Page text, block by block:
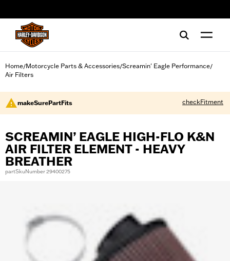
Home/Motorcycle Parts & Accessories/Screamin' Eagle Performance/
Air Filters
makeSurePartFits checkFitment
SCREAMIN’ EAGLE HIGH-FLO K&N
AIR FILTER ELEMENT - HEAVY
BREATHER
partSkuNumber 29400275